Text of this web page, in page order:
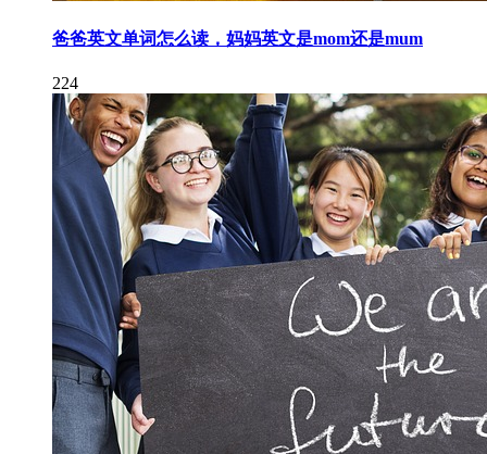
爸爸英文单词怎么读，妈妈英文是mom还是mum
224